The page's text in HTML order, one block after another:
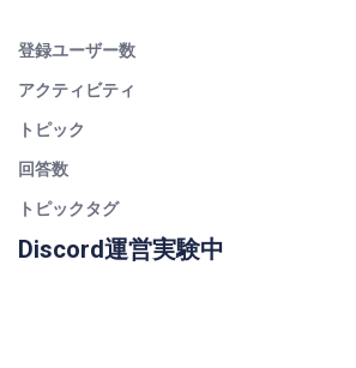
登録ユーザー数
アクティビティ
トピック
回答数
トピックタグ
Discord運営実験中